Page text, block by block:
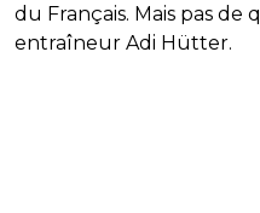
du Français. Mais pas de
entraîneur Adi Hütter.